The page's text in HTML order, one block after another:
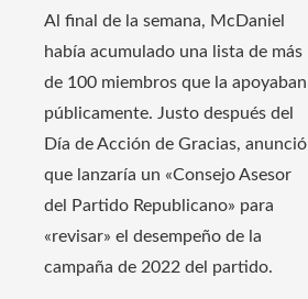
Al final de la semana, McDaniel
había acumulado una lista de más
de 100 miembros que la apoyaban
públicamente. Justo después del
Día de Acción de Gracias, anunció
que lanzaría un «Consejo Asesor
del Partido Republicano» para
«revisar» el desempeño de la
campaña de 2022 del partido.